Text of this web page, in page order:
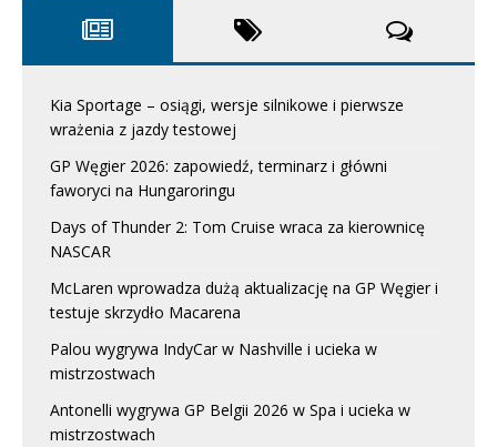
Kia Sportage – osiągi, wersje silnikowe i pierwsze
wrażenia z jazdy testowej
GP Węgier 2026: zapowiedź, terminarz i główni
faworyci na Hungaroringu
Days of Thunder 2: Tom Cruise wraca za kierownicę
NASCAR
McLaren wprowadza dużą aktualizację na GP Węgier i
testuje skrzydło Macarena
Palou wygrywa IndyCar w Nashville i ucieka w
mistrzostwach
Antonelli wygrywa GP Belgii 2026 w Spa i ucieka w
mistrzostwach